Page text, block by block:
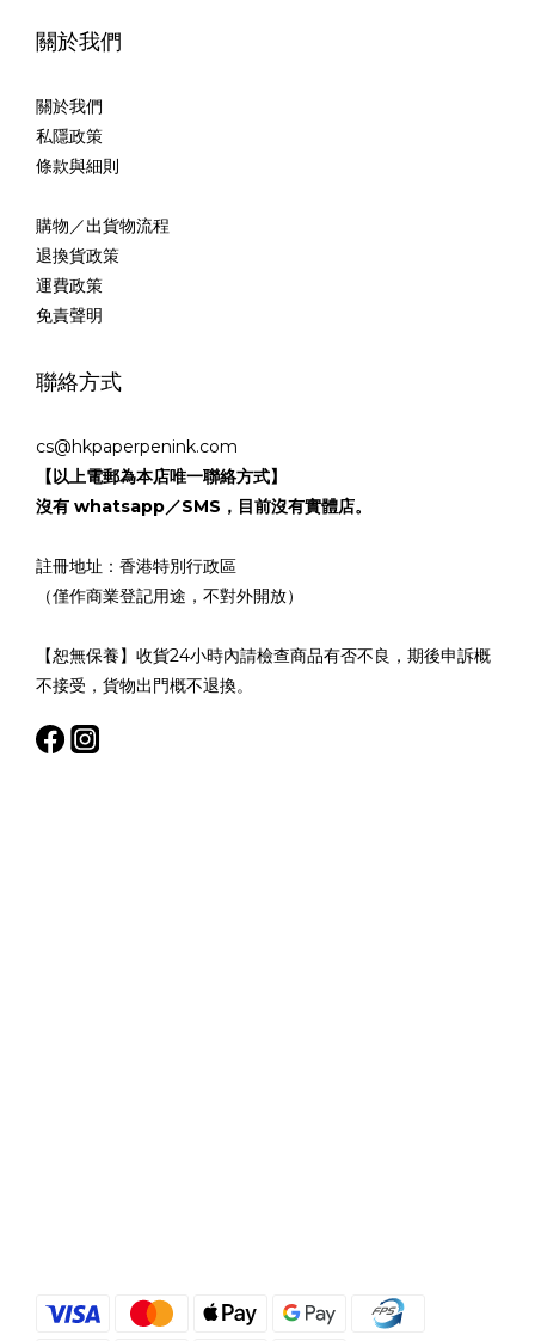
關於我們
關於我們
私隱政策
條款與細則
購物／出貨物流程
退換貨政策
運費政策
免責聲明
聯絡方式
cs@hkpaperpenink.com
【以上電郵為本店唯一聯絡方式】
沒有 whatsapp／SMS，目前沒有實體店。
註冊地址：香港特別行政區
（僅作商業登記用途，不對外開放）
【恕無保養】收貨24小時內請檢查商品有否不良，期後申訴概
不接受，貨物出門概不退換。